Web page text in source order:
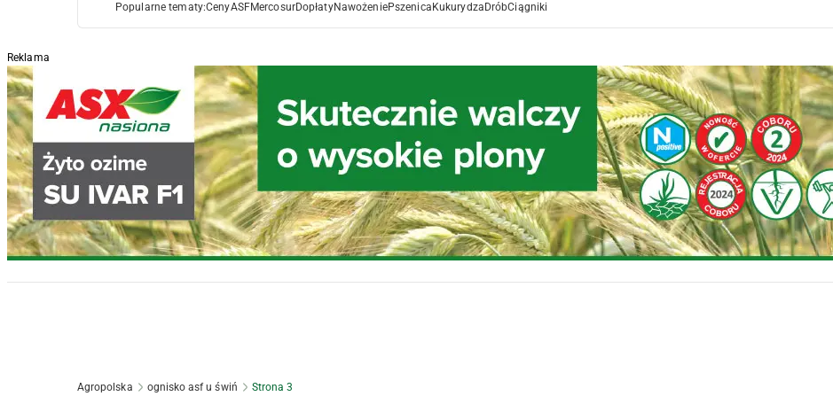
Popularne tematy:CenyASFMercosurDopłatyNawożeniePszenica Kukurydza DróbCiągniki
Reklama
Agropolska ognisko asf u świń Strona 3